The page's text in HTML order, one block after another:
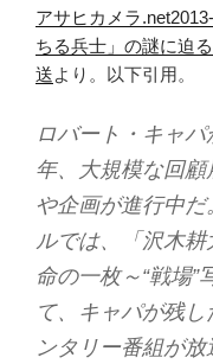
アサヒカメラ
ちる兵士」の謎に迫
送より。以下引用。
ロバート・キャ
年、大規模な回
や企画が進行中
ルでは、「沢木
命の一枚～“戦場
て、キャパが残
ンタリー番組が放